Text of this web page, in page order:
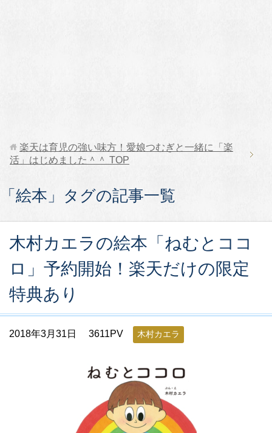
楽天は育児の強い味方！愛娘つむぎと一緒に「楽
活」はじめました＾＾ TOP
「絵本」タグの記事一覧
木村カエラの絵本「ねむとココ
ロ」予約開始！楽天だけの限定
特典あり
2018年3月31日 3611PV 木村カエラ